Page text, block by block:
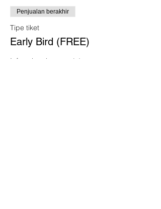
Penjualan berakhir
Tipe tiket
Early Bird (FREE)
Info selengkapnya